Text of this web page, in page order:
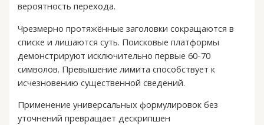
вероятность перехода.
Чрезмерно протяжённые заголовки сокращаются в
списке и лишаются суть. Поисковые платформы
демонстрируют исключительно первые 60-70
символов. Превышение лимита способствует к
исчезновению существенной сведений.
Применение универсальных формулировок без
уточнений превращает дескрипшен